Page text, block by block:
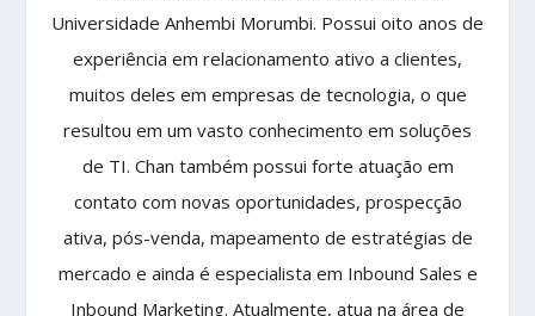
Universidade Anhembi Morumbi. Possui oito anos de
experiência em relacionamento ativo a clientes,
muitos deles em empresas de tecnologia, o que
resultou em um vasto conhecimento em soluções
de TI. Chan também possui forte atuação em
contato com novas oportunidades, prospecção
ativa, pós-venda, mapeamento de estratégias de
mercado e ainda é especialista em Inbound Sales e
Inbound Marketing. Atualmente, atua na área de